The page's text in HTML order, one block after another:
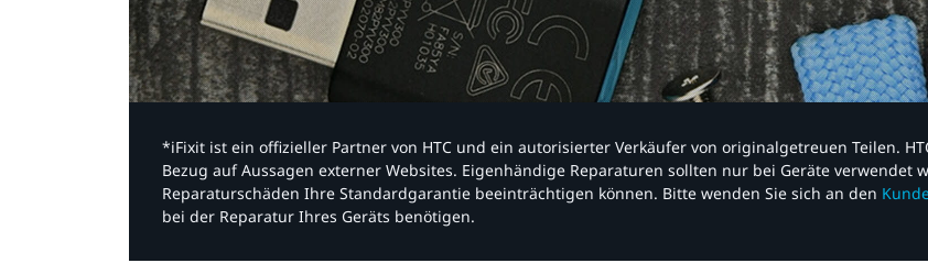
*iFixit ist ein offizieller Partner von HTC und ein autorisierter Verkäufer von originalgetreuen Teilen.
Bezug auf Aussagen externer Websites. Eigenhändige Reparaturen sollten nur bei Geräte verwendet
Reparaturschäden Ihre Standardgarantie beeinträchtigen können. Bitte wenden Sie sich an den
bei der Reparatur Ihres Geräts benötigen.​